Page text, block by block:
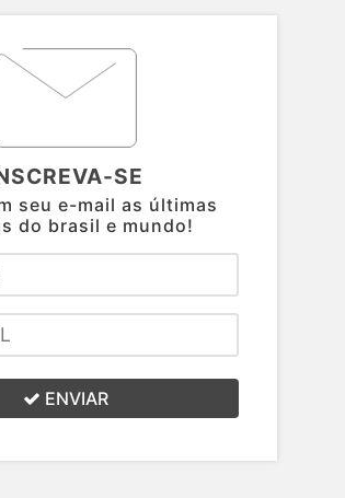
SE
seu e-mail as últimas
do brasil e mundo!
ENVIAR